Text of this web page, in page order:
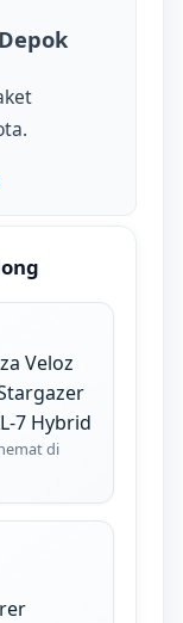
Veloz
7 Hybrid
di